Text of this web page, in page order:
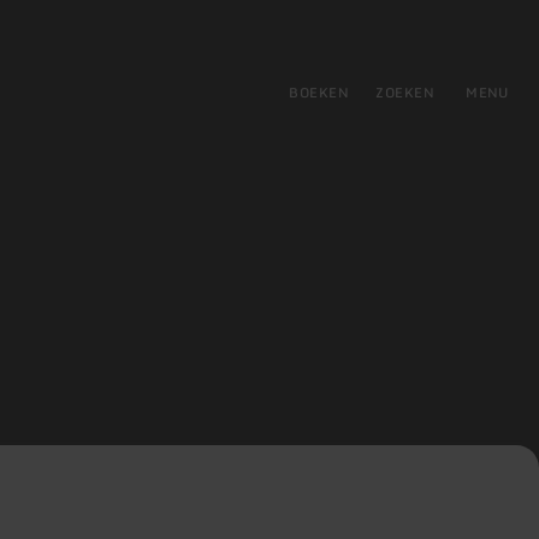
BOEKEN ZOEKEN MENU